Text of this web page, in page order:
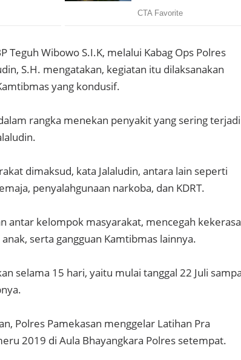
Teguh Wibowo S.I.K, melalui Kabag Ops Polres
S.H. mengatakan, kegiatan itu dilaksanakan
yang kondusif.
rangka menekan penyakit yang sering terjadi
dimaksud, kata Jalaludin, antara lain seperti
penyalahgunaan narkoba, dan KDRT.
antar kelompok masyarakat, mencegah
serta gangguan Kamtibmas lainnya.
selama 15 hari, yaitu mulai tanggal 22 Juli
Polres Pamekasan menggelar Latihan Pra
2019 di Aula Bhayangkara Polres setempat.